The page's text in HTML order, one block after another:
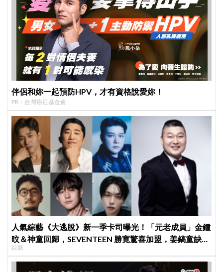
伴侶和妳一起預防HPV，才有資格說愛妳！
PR・台灣癌症基金會
人氣綜藝《大逃脫》新一季卡司曝光！「元老成員」金鍾
旼＆神童回歸，SEVENTEEN 勝寛驚喜加盟，姜鎬童缺席
成最大焦點
綜藝